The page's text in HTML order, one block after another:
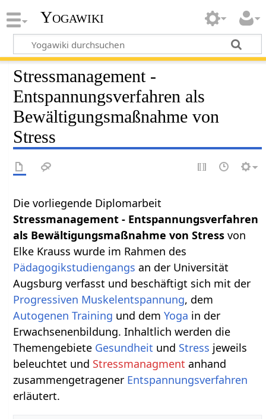
Yogawiki
Stressmanagement -
Entspannungsverfahren als
Bewältigungsmaßnahme von
Stress
Die vorliegende Diplomarbeit
Stressmanagement - Entspannungsverfahren
als Bewältigungsmaßnahme von Stress von
Elke Krauss wurde im Rahmen des
Pädagogikstudiengangs an der Universität
Augsburg verfasst und beschäftigt sich mit der
Progressiven Muskelentspannung, dem
Autogenen Training und demYoga in der
Erwachsenenbildung. Inhaltlich werden die
Themengebiete Gesundheit und Stress jeweils
beleuchtet und Stressmanagment anhand
zusammengetragener Entspannungsverfahren
erläutert.